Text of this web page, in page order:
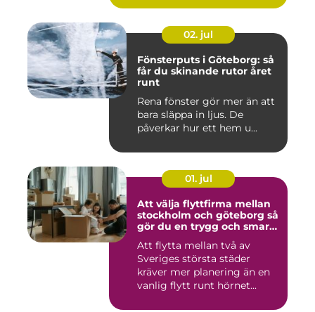
02. jul
Fönsterputs i Göteborg: så
får du skinande rutor året
runt
Rena fönster gör mer än att
bara släppa in ljus. De
påverkar hur ett hem u...
01. jul
Att välja flyttfirma mellan
stockholm och göteborg så
gör du en trygg och smart
Att flytta mellan två av
Sveriges största städer
kräver mer planering än en
vanlig flytt runt hörnet...